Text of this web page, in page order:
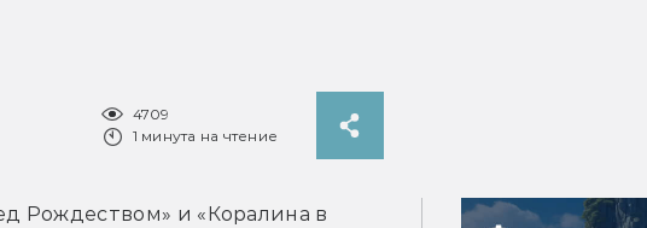
4709
1 минута на чтение
Рождеством» и «Коралина в